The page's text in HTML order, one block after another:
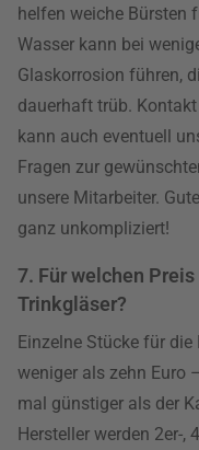
helfen weiche Bürsten
Wasser kann bei
Glaskorrosion führen,
dauerhaft trüb.
kann auch eventuell
Fragen zur
unsere Mitarbeiter.
ganz unkompliziert!
7. Für welchen
Trinkgläser?
Einzelne Stücke für
weniger als zehn Euro
mal günstiger als der
Hersteller werden 2er-,